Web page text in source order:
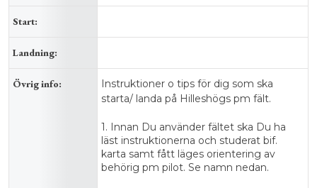
Start:
Landning:
Övrig info:
Instruktioner o tips för dig som ska
starta/ landa på Hilleshögs pm fält.
1. Innan Du använder fältet ska Du ha
läst instruktionerna och studerat bif.
karta samt fått läges orientering av
behörig pm pilot. Se namn nedan.